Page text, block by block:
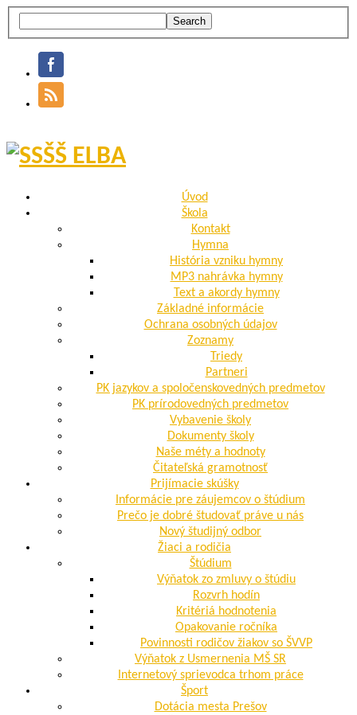
Úvod
Škola
Kontakt
Hymna
História vzniku hymny
MP3 nahrávka hymny
Text a akordy hymny
Základné informácie
Ochrana osobných údajov
Zoznamy
Triedy
Partneri
PK jazykov a spoločenskovedných predmetov
PK prírodovedných predmetov
Vybavenie školy
Dokumenty školy
Naše méty a hodnoty
Čitateľská gramotnosť
Prijímacie skúšky
Informácie pre záujemcov o štúdium
Prečo je dobré študovať práve u nás
Nový študijný odbor
Žiaci a rodičia
Štúdium
Výňatok zo zmluvy o štúdiu
Rozvrh hodín
Kritériá hodnotenia
Opakovanie ročníka
Povinnosti rodičov žiakov so ŠVVP
Výňatok z Usmernenia MŠ SR
Internetový sprievodca trhom práce
Šport
Dotácia mesta Prešov